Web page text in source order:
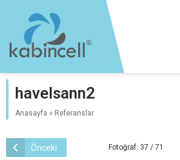
havelsann2
Anasayfa » Referanslar
Önceki Fotoğraf: 37 / 71